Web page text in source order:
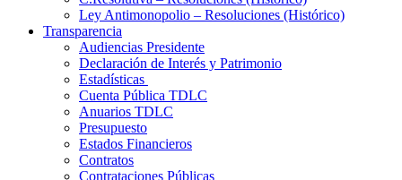
Ley Antimonopolio – Resoluciones (Histórico)
Transparencia
Audiencias Presidente
Declaración de Interés y Patrimonio
Estadísticas
Cuenta Pública TDLC
Anuarios TDLC
Presupuesto
Estados Financieros
Contratos
Contrataciones Públicas